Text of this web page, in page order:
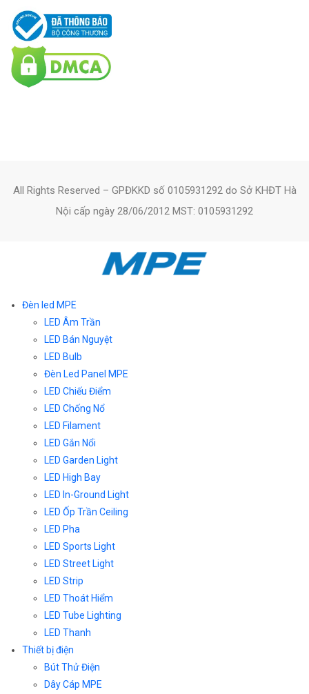
All Rights Reserved – GPĐKKD số 0105931292 do Sở KHĐT Hà
Nội cấp ngày 28/06/2012 MST: 0105931292
Đèn led MPE
LED Âm Trần
LED Bán Nguyệt
LED Bulb
Đèn Led Panel MPE
LED Chiếu Điểm
LED Chống Nổ
LED Filament
LED Gắn Nổi
LED Garden Light
LED High Bay
LED In-Ground Light
LED Ốp Trần Ceiling
LED Pha
LED Sports Light
LED Street Light
LED Strip
LED Thoát Hiểm
LED Tube Lighting
LED Thanh
Thiết bị điện
Bút Thử Điện
Dây Cáp MPE